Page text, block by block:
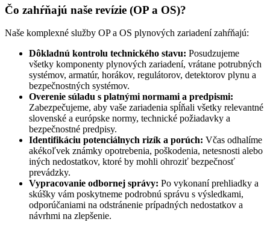
Čo zahŕňajú naše revízie (OP a OS)?
Naše komplexné služby OP a OS plynových zariadení zahŕňajú:
Dôkladnú kontrolu technického stavu: Posudzujeme
všetky komponenty plynových zariadení, vrátane potrubných
systémov, armatúr, horákov, regulátorov, detektorov plynu a
bezpečnostných systémov.
Overenie súladu s platnými normami a predpismi:
Zabezpečujeme, aby vaše zariadenia spĺňali všetky relevantné
slovenské a európske normy, technické požiadavky a
bezpečnostné predpisy.
Identifikáciu potenciálnych rizík a porúch: Včas odhalíme
akékoľvek známky opotrebenia, poškodenia, netesnosti alebo
iných nedostatkov, ktoré by mohli ohroziť bezpečnosť
prevádzky.
Vypracovanie odbornej správy: Po vykonaní prehliadky a
skúšky vám poskytneme podrobnú správu s výsledkami,
odporúčaniami na odstránenie prípadných nedostatkov a
návrhmi na zlepšenie.